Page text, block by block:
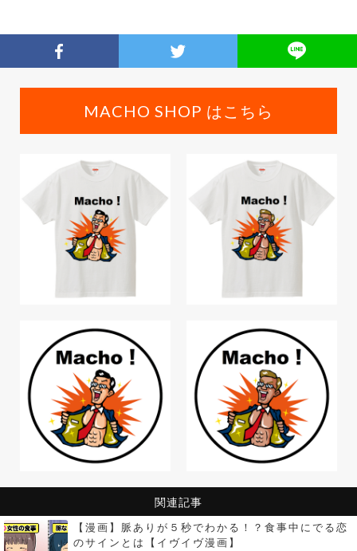
MACHO SHOP はこちら
関連記事
【漫画】脈ありが５秒でわかる！？食事中にでる恋
のサインとは【イヴイヴ漫画】